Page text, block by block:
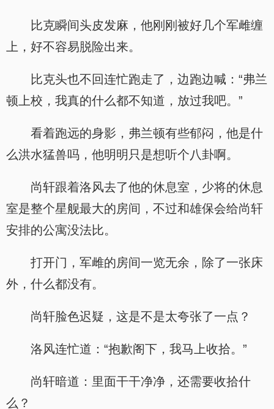
比克瞬间头皮发麻，他刚刚被好几个军雌缠
上，好不容易脱险出来。
比克头也不回连忙跑走了，边跑边喊：“弗兰
顿上校，我真的什么都不知道，放过我吧。”
看着跑远的身影，弗兰顿有些郁闷，他是什
么洪水猛兽吗，他明明只是想听个八卦啊。
尚轩跟着洛风去了他的休息室，少将的休息
室是整个星舰最大的房间，不过和雄保会给尚轩
安排的公寓没法比。
打开门，军雌的房间一览无余，除了一张床
外，什么都没有。
尚轩脸色迟疑，这是不是太夸张了一点？
洛风连忙道：“抱歉阁下，我马上收拾。”
尚轩暗道：里面干干净净，还需要收拾什
么？